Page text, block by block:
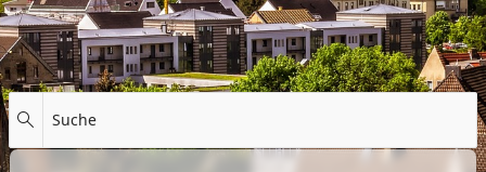
Suche